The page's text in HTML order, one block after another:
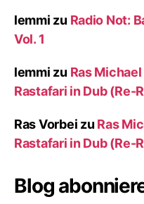
lemmi zu Radio Not:
Vol. 1
lemmi zu Ras
Rastafari in Dub (Re-
Ras Vorbei zu Ras
Rastafari in Dub (Re-
Blog